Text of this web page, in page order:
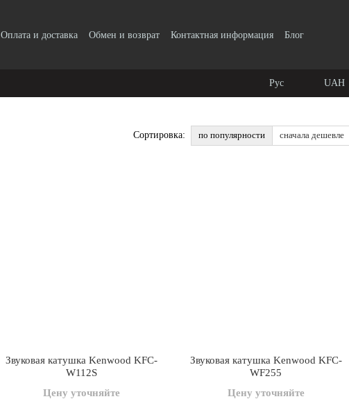
Оплата и доставка Обмен и возврат Контактная информация
Блог
Рус UAH
Сортировка: по популярности сначала дешевле
Звуковая катушка Kenwood KFC-
W112S
Цену уточняйте
Звуковая катушка Kenwood KFC-
WF255
Цену уточняйте